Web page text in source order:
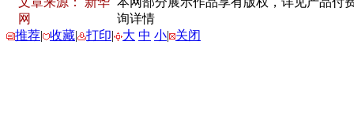
网
询详情
推荐| 收藏| 打印| 大 中 小| 关闭